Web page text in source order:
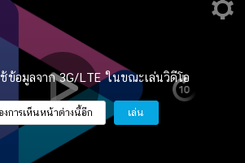
ช้ข้อมูลจาก 3G/LTE ในขณะเล่นวิดีโอ
งการเห็นหน้าต่างนี้อีก เล่น